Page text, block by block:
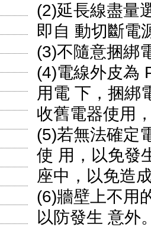
(2)延長線盡量
即自 動切斷電
(3)不隨意捆綁
(4)電線外皮為
用電 下，捆綁
收舊電器使用
(5)若無法確定
使 用，以免發
座中，以免造
(6)牆壁上不用
以防發生 意外